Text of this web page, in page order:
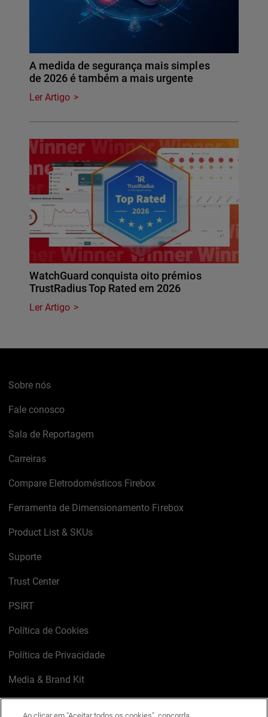
A medida de segurança mais simples
de 2026 é também a mais urgente
Ler Artigo
WatchGuard conquista oito prémios
TrustRadius Top Rated em 2026
Ler Artigo
Sobre nós
Fale conosco
Sala de Reportagem
Carreiras
Compare Eletrodomésticos Firebox
Ferramenta de Dimensionamento Firebox
Product List & SKUs
Suporte
Trust Center
PSIRT
Política de Cookies
Política de Privacidade
Media & Brand Kit